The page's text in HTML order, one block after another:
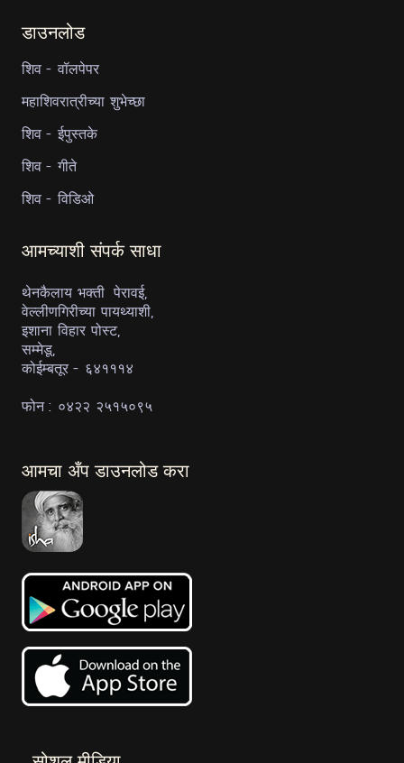
डाउनलोड
शिव - वॉलपेपर
महाशिवरात्रीच्या शुभेच्छा
शिव - ईपुस्तके
शिव - गीते
शिव - विडिओ
आमच्याशी संपर्क साधा
थेनकैलाय भक्ती पेरावई,
वेल्लीणगिरीच्या पायथ्याशी,
इशाना विहार पोस्ट,
सम्मेडू,
कोईम्बतूर - ६४१११४
फोन : ०४२२ २५१५०९५
आमचा अँप डाउनलोड करा